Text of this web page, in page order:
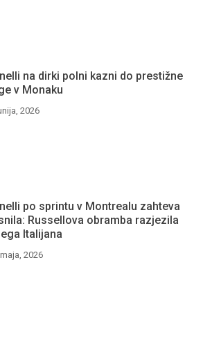
na dirki polni kazni do prestižne
v Monaku
2026
po sprintu v Montrealu zahteva
Russellova obramba razjezila
Italijana
2026